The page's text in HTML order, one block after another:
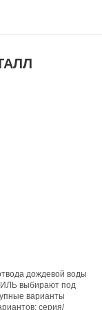
дождевой воды
выбирают под
варианты
серия/